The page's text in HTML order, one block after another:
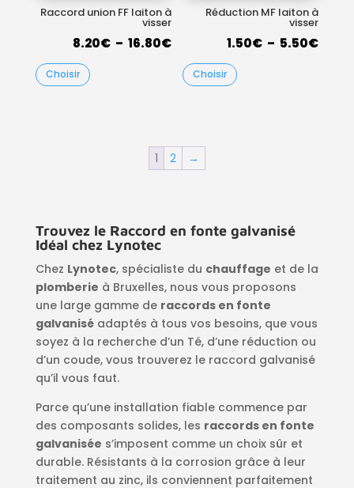
Raccord union FF laiton à
visser
8.20€ – 16.80€Plage
de
prix :
16.80€
Choisir
Réduction MF laiton à
visser
1.50€ – 5.50€
Choisir
1 2 →
Trouvez le Raccord en fonte galvanisé
Idéal chez Lynotec
Chez Lynotec, spécialiste du chauffage et de la
plomberie à Bruxelles, nous vous proposons
une large gamme de raccords en fonte
galvaniséadaptés à tous vos besoins, que vous
soyez à la recherche d’un Té, d’une réduction ou
d’un coude, vous trouverez le raccord galvanisé
qu’il vous faut.
Parce qu’une installation fiable commence par
des composants solides, les raccords en fonte
galvanisée s’imposent comme un choix sûr et
durable. Résistants à la corrosion grâce à leur
traitement au zinc, ils conviennent parfaitement